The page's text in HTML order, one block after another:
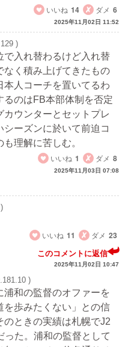
いいね 14 ダメ 6
2025年11月02日 11:52
)
で入れ替わるけど入れ替
なく積み上げてきたもの
本人コーチを置いてるわ
るのはFB本部体制を否定
ウンターとセットプレ
ーズンに於いて前迫コ
理解に苦しむ。
いいね 1 ダメ 8
2025年11月03日 07:08
いいね 11 ダメ 23
このコメントに返信
2025年11月02日 10:47
)
浦和の監督のオファーを
を歩みたくない」との信
ときの実績は札幌でJ2
った。浦和の監督として